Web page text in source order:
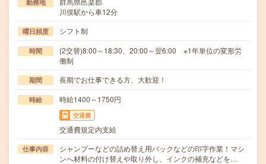
勤務地
川俣駅から車12分
曜日頻度 シフト制
時間
(2交替)8:00～18:30、20:00～翌6:00 ※1年単位の変形労
働制
期間 長期でお仕事できる方、大歓迎！
時給 時給1400～1750円
交通費
交通費規定内支給
仕事内容
シャンプーなどの詰め替え用パックなどの印字作業！マシ
ンへ材料の付け替えや取り外し、インクの補充などを…